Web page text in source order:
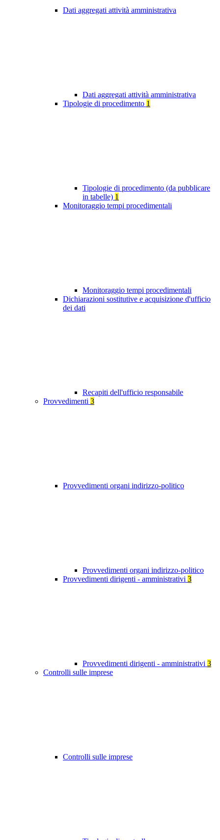
Dati aggregati attività amministrativa
Dati aggregati attività amministrativa
Tipologie di procedimento 1
Tipologie di procedimento (da pubblicare
in tabelle) 1
Monitoraggio tempi procedimentali
Monitoraggio tempi procedimentali
Dichiarazioni sostitutive e acquisizione d'ufficio
dei dati
Recapiti dell'ufficio responsabile
Provvedimenti 3
Provvedimenti organi indirizzo-politico
Provvedimenti organi indirizzo-politico
Provvedimenti dirigenti - amministrativi 3
Provvedimenti dirigenti - amministrativi 3
Controlli sulle imprese
Controlli sulle imprese